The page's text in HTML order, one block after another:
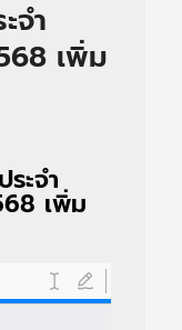
จำ
เพิ่ม
ะจำ
เพิ่ม